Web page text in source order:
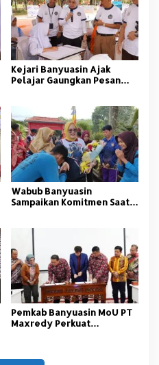
Kejari Banyuasin Ajak
Pelajar Gaungkan Pesan
Wabub Banyuasin
Sampaikan Komitmen Saat
Pemkab Banyuasin MoU PT
Maxredy Perkuat